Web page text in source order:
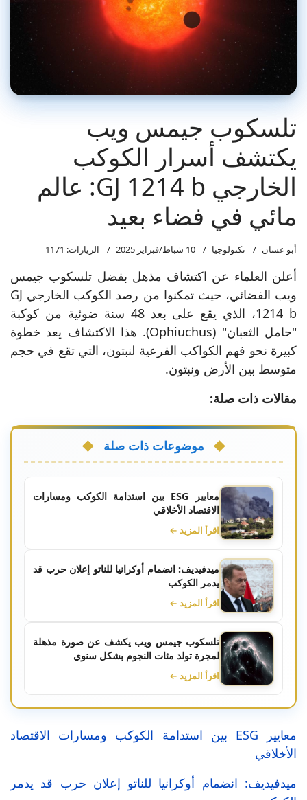
تلسكوب جيمس ويب
يكتشف أسرار الكوكب
الخارجي GJ 1214 b: عالم
مائي في فضاء بعيد
أبو غسان تكنولوجيا 10 شباط/فبراير 2025 الزيارات: 1171
أعلن العلماء عن اكتشاف مذهل بفضل تلسكوب جيمس
ويب الفضائي، حيث تمكنوا من رصد الكوكب الخارجي GJ
1214 b، الذي يقع على بعد 48 سنة ضوئية من كوكبة
"حامل الثعبان" (Ophiuchus). هذا الاكتشاف يعد خطوة
كبيرة نحو فهم الكواكب الفرعية لنبتون، التي تقع في حجم
متوسط بين الأرض ونبتون.
مقالات ذات صلة:
موضوعات ذات صلة
معايير ESG بين استدامة الكوكب ومسارات
الاقتصاد الأخلاقي
اقرأ المزيد ←
ميدفيديف: انضمام أوكرانيا للناتو إعلان حرب قد
يدمر الكوكب
اقرأ المزيد ←
تلسكوب جيمس ويب يكشف عن صورة مذهلة
لمجرة تولد مئات النجوم بشكل سنوي
اقرأ المزيد ←
معايير ESG بين استدامة الكوكب ومسارات الاقتصاد
الأخلاقي
ميدفيديف: انضمام أوكرانيا للناتو إعلان حرب قد يدمر